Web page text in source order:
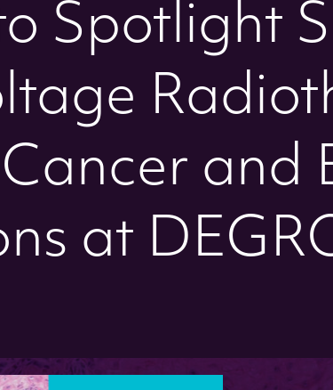
Spotlight
and
at